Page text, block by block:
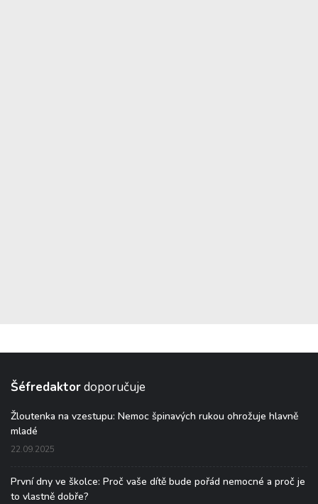
Šéfredaktordoporučuje
Žloutenka na vzestupu: Nemoc špinavých rukou ohrožuje hlavně
mladé
22.09.2025
První dny ve školce: Proč vaše dítě bude pořád nemocné a proč je
to vlastně dobře?